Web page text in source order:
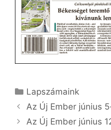
Kategória
Lapszámaink
Az Új Ember június
Az Új Ember június